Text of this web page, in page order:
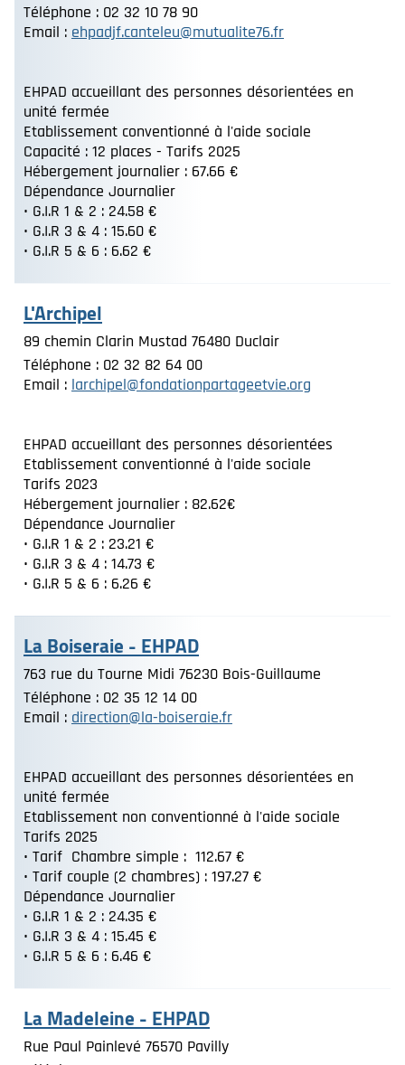
Téléphone : 02 32 10 78 90
Email : ehpadjf.canteleu@mutualite76.fr
EHPAD accueillant des personnes désorientées en
unité fermée
Etablissement conventionné à l'aide sociale
Capacité : 12 places - Tarifs 2025
Hébergement journalier : 67.66 €
Dépendance Journalier
• G.I.R 1 & 2 : 24.58 €
• G.I.R 3 & 4 : 15.60 €
• G.I.R 5 & 6 : 6.62 €
L'Archipel
89 chemin Clarin Mustad 76480 Duclair
Téléphone : 02 32 82 64 00
Email : larchipel@fondationpartageetvie.org
EHPAD accueillant des personnes désorientées
Etablissement conventionné à l'aide sociale
Tarifs 2023
Hébergement journalier : 82.62€
Dépendance Journalier
• G.I.R 1 & 2 : 23.21 €
• G.I.R 3 & 4 : 14.73 €
• G.I.R 5 & 6 : 6.26 €
La Boiseraie - EHPAD
763 rue du Tourne Midi 76230 Bois-Guillaume
Téléphone : 02 35 12 14 00
Email : direction@la-boiseraie.fr
EHPAD accueillant des personnes désorientées en
unité fermée
Etablissement non conventionné à l'aide sociale
Tarifs 2025
• Tarif Chambre simple : 112.67 €
• Tarif couple (2 chambres) : 197.27 €
Dépendance Journalier
• G.I.R 1 & 2 : 24.35 €
• G.I.R 3 & 4 : 15.45 €
• G.I.R 5 & 6 : 6.46 €
La Madeleine - EHPAD
Rue Paul Painlevé 76570 Pavilly